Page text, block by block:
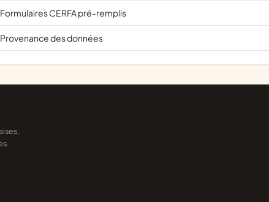
Formulaires CERFA pré-remplis
Provenance des données